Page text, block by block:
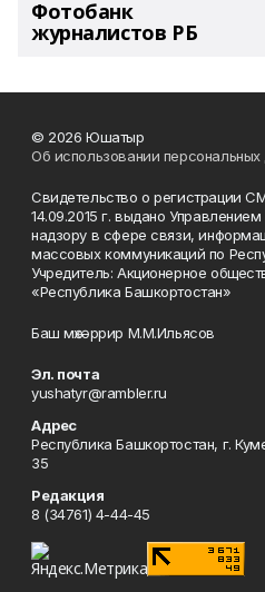
Фотобанк
журналистов РБ
© 2026 Юшатыр
Об использовании персональных
Свидетельство о регистрации
14.09.2015 г. выдано
надзору в сфере связи,
массовых коммуникаций по
Учредитель: Акционерное
«Республика Башкортостан»
Баш мөхәррир М.М.Ильясов
Эл. почта
yushatyr@rambler.ru
Адрес
Республика Башкортостан, г.
35
Редакция
8 (34761) 4-44-45